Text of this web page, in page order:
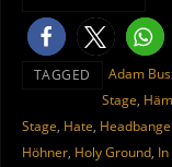
TAGGED Adam
Stage,
Stage, Hate,
Höhner, Holy Ground,